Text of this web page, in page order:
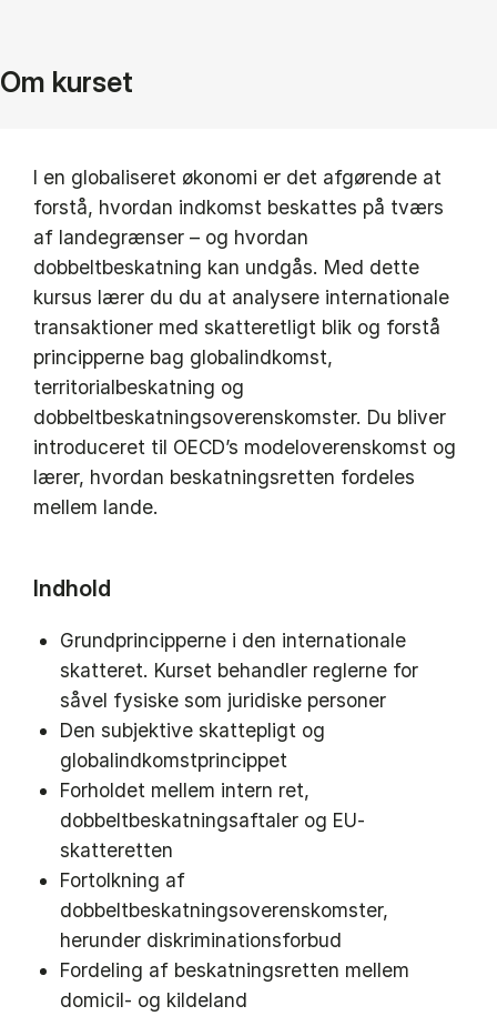
Om kurset
I en globaliseret økonomi er det afgørende at
forstå, hvordan indkomst beskattes på tværs
af landegrænser – og hvordan
dobbeltbeskatning kan undgås. Med dette
kursus lærer du du at analysere internationale
transaktioner med skatteretligt blik og forstå
principperne bag globalindkomst,
territorialbeskatning og
dobbeltbeskatningsoverenskomster. Du bliver
introduceret til OECD’s modeloverenskomst og
lærer, hvordan beskatningsretten fordeles
mellem lande.
Indhold
Grundprincipperne i den internationale
skatteret. Kurset behandler reglerne for
såvel fysiske som juridiske personer
Den subjektive skattepligt og
globalindkomstprincippet
Forholdet mellem intern ret,
dobbeltbeskatningsaftaler og EU-
skatteretten
Fortolkning af
dobbeltbeskatningsoverenskomster,
herunder diskriminationsforbud
Fordeling af beskatningsretten mellem
domicil- og kildeland